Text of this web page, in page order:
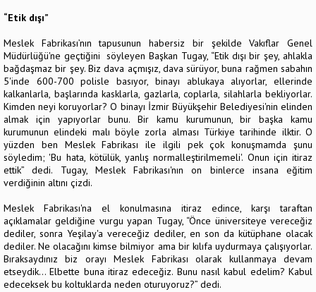
“Etik dışı”
Meslek Fabrikası’nın tapusunun habersiz bir şekilde Vakıflar Genel
Müdürlüğü'ne geçtiğini söyleyen Başkan Tugay, “Etik dışı bir şey, ahlakla
bağdaşmaz bir şey. Biz dava açmışız, dava sürüyor, buna rağmen sabahın
5'inde 600-700 polisle basıyor, binayı ablukaya alıyorlar, ellerinde
kalkanlarla, başlarında kasklarla, gazlarla, coplarla, silahlarla bekliyorlar.
Kimden neyi koruyorlar? O binayı İzmir Büyükşehir Belediyesi'nin elinden
almak için yapıyorlar bunu. Bir kamu kurumunun, bir başka kamu
kurumunun elindeki malı böyle zorla alması Türkiye tarihinde ilktir. O
yüzden ben Meslek Fabrikası ile ilgili pek çok konuşmamda şunu
söyledim; 'Bu hata, kötülük, yanlış normalleştirilmemeli'. Onun için itiraz
ettik” dedi. Tugay, Meslek Fabrikası'nın on binlerce insana eğitim
verdiğinin altını çizdi.
Meslek Fabrikası'na el konulmasına itiraz edince, karşı taraftan
açıklamalar geldiğine vurgu yapan Tugay, “Önce üniversiteye vereceğiz
dediler, sonra Yeşilay'a vereceğiz dediler, en son da kütüphane olacak
dediler. Ne olacağını kimse bilmiyor ama bir kılıfa uydurmaya çalışıyorlar.
Bıraksaydınız biz orayı Meslek Fabrikası olarak kullanmaya devam
etseydik... Elbette buna itiraz edeceğiz. Bunu nasıl kabul edelim? Kabul
edeceksek bu koltuklarda neden oturuyoruz?” dedi.